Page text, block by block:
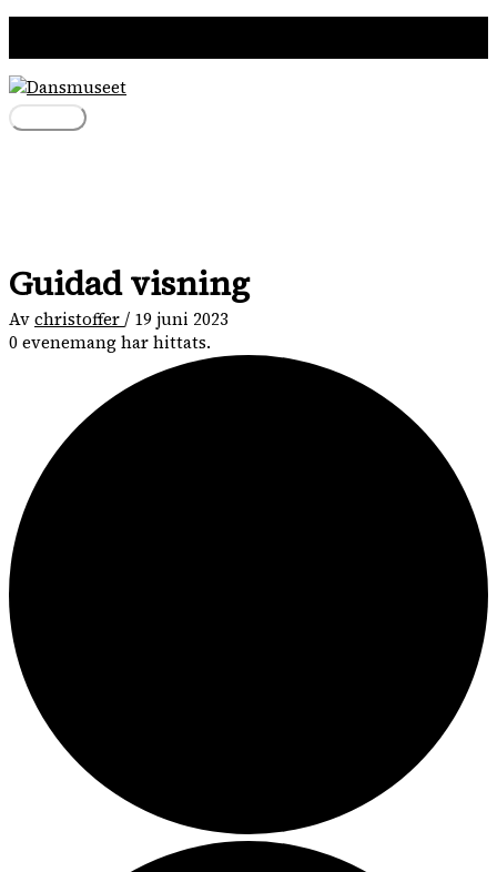
innehåll
Huvudmeny
Guidad visning
Avchristoffer/ 19 juni 2023
0 evenemang har hittats.